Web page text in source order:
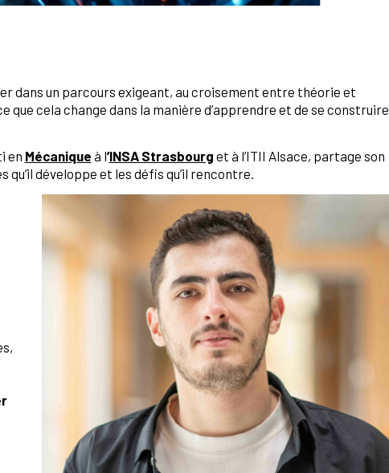
dans un parcours exigeant, au croisement entre théorie et
cela change dans la manière d’apprendre et de se construire
en Mécanique à l’INSA Strasbourg et à l’ITII Alsace, partage son
développe et les défis qu’il rencontre.